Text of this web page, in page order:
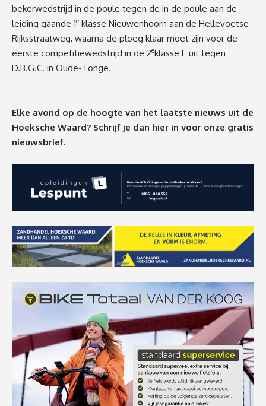
bekerwedstrijd in de poule tegen de in de poule aan de
leiding gaande 1e klasse Nieuwenhoorn aan de Hellevoetse
Rijksstraatweg, waarna de ploeg klaar moet zijn voor de
eerste competitiewedstrijd in de 2eklasse E uit tegen
D.B.G.C. in Oude-Tonge.
Elke avond op de hoogte van het laatste nieuws uit de
Hoeksche Waard? Schrijf je dan hier in voor onze gratis
nieuwsbrief.